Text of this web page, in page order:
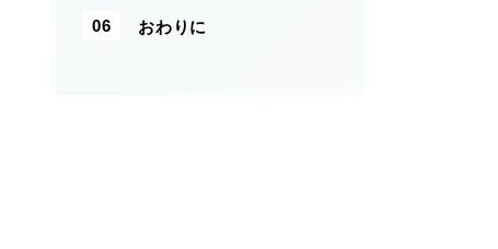
おわりに